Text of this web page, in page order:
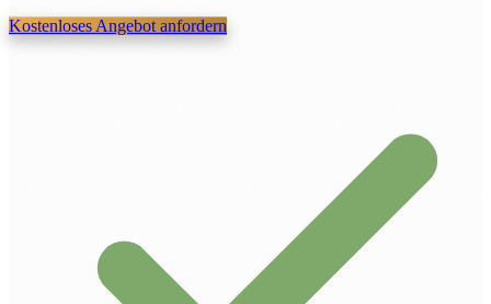
Kostenloses Angebot anfordern